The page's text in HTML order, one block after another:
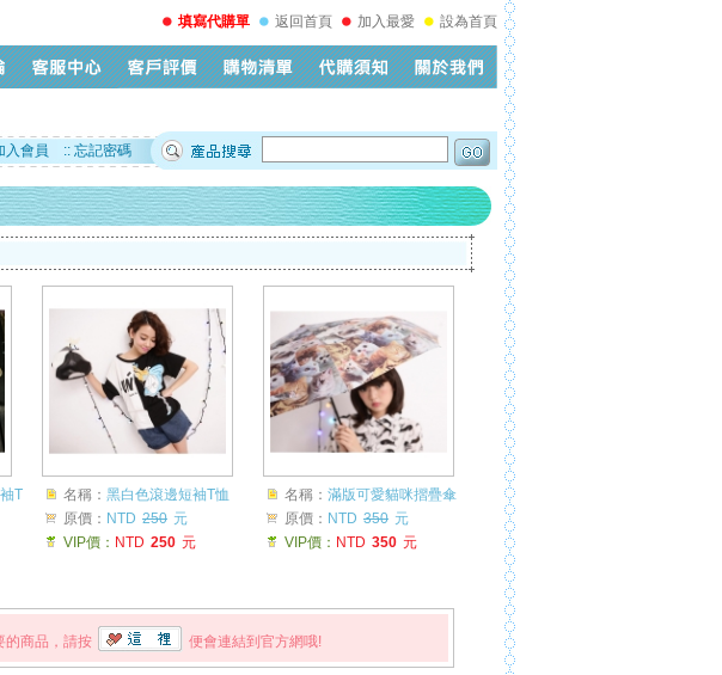
填寫代購單 返回首頁 加入最愛 設為首頁
入會員 :: 忘記密碼
T
名稱： 黑白色滾邊短袖T恤
原價： NTD 250 元
VIP價： NTD 250 元
名稱： 滿版可愛貓咪摺疊傘
原價： NTD 350 元
VIP價： NTD 350 元
的商品，請按 便會連結到官方網哦!